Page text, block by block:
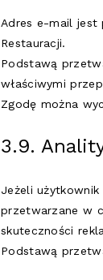
Adres e-mail jest
Restauracji.
Podstawą
właściwymi
Zgodę można
3.9.
Jeżeli
przetwarzane w
skuteczności
Podstawą